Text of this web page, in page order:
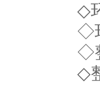
◇
◇
◇
◇